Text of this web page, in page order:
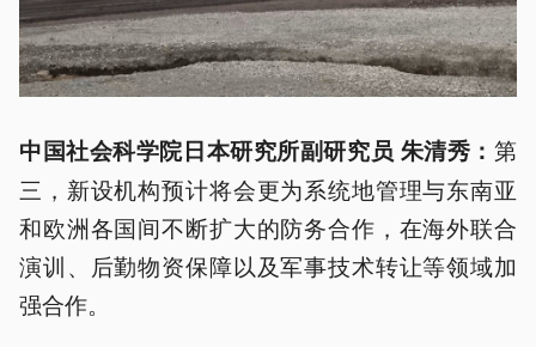
中国社会科学院日本研究所副研究员 朱清秀： 第
三，新设机构预计将会更为系统地管理与东南亚
和欧洲各国间不断扩大的防务合作，在海外联合
演训、后勤物资保障以及军事技术转让等领域加
强合作。